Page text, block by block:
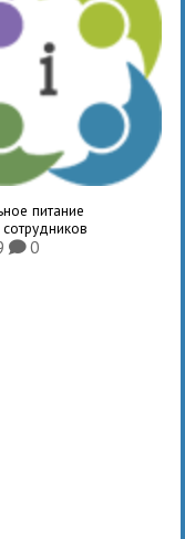
питание
K0